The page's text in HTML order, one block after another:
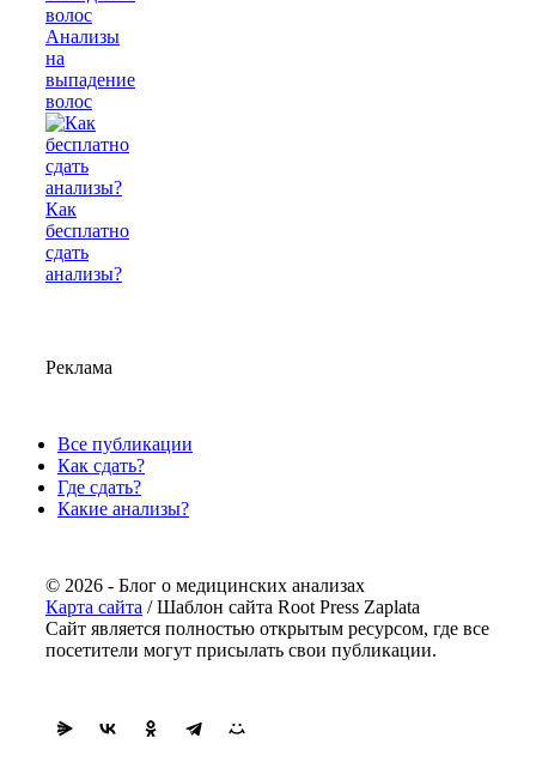
Анализы
на
выпадение
волос
Как
бесплатно
сдать
анализы?
Реклама
Все публикации
Как сдать?
Где сдать?
Какие анализы?
© 2026 - Блог о медицинских анализах
Карта сайта / Шаблон сайта Root Press Zaplata
Сайт является полностью открытым ресурсом, где все
посетители могут присылать свои публикации.